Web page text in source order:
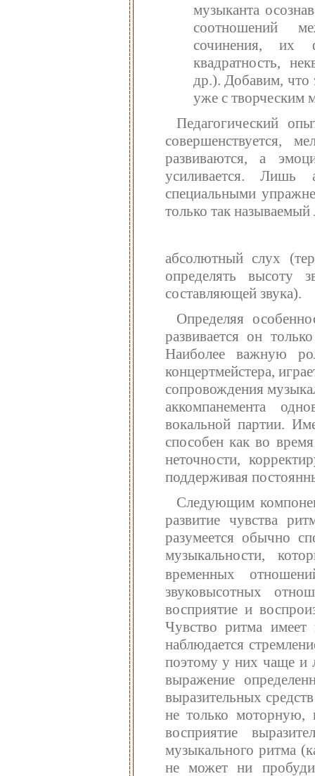
музыканта
соотношений
сочинения, их
квадратность,
др.). Добавим, что
уже с творческим
Педагогический
совершенствуется,
развиваются, а
усиливается.
специальными
только так
абсолютный слух
определять высоту
составляющей звука).
Определяя
развивается он
Наиболее важную
концертмейстера,
сопровождения
аккомпанемента
вокальной партии.
способен как во
неточности,
поддерживая
Следующим
развитие чувства
разумеется обычно
музыкальности,
временных
звуковысотных
восприятие и
Чувство ритма
наблюдается
поэтому у них чаще и
выражение
выразительных
не только моторную,
восприятие
музыкального ритма
не может ни